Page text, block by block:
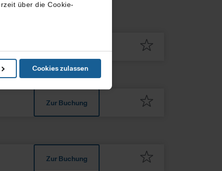
über die Cookie-
können
Präferenzen imAbschnitt
nutzt diese
Cookies zulassen